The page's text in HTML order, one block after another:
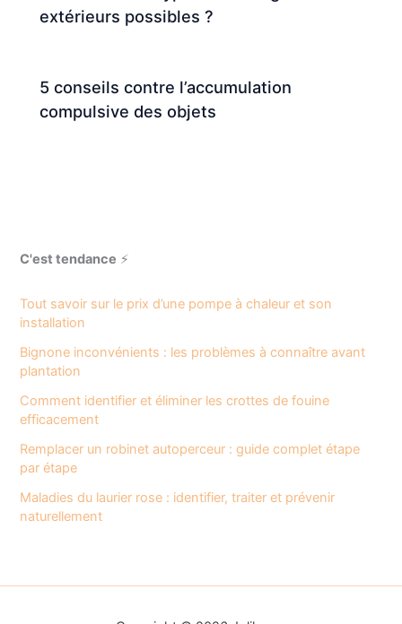
extérieurs possibles ?
5 conseils contre l’accumulation
compulsive des objets
C'est tendance ⚡
Tout savoir sur le prix d’une pompe à chaleur et son
installation
Bignone inconvénients : les problèmes à connaître avant
plantation
Comment identifier et éliminer les crottes de fouine
efficacement
Remplacer un robinet autoperceur : guide complet étape
par étape
Maladies du laurier rose : identifier, traiter et prévenir
naturellement